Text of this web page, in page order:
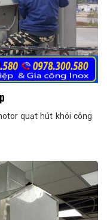
quạt hút khói công